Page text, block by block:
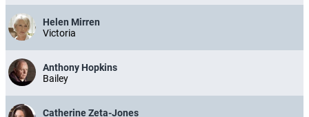
Helen Mirren
Victoria
Anthony Hopkins
Bailey
Catherine Zeta-Jones